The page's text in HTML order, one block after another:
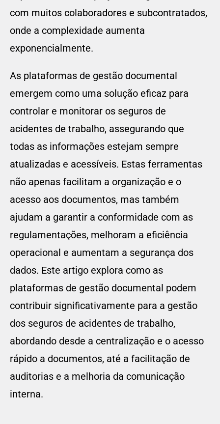
com muitos colaboradores e subcontratados,
onde a complexidade aumenta
exponencialmente.
As plataformas de gestão documental
emergem como uma solução eficaz para
controlar e monitorar os seguros de
acidentes de trabalho, assegurando que
todas as informações estejam sempre
atualizadas e acessíveis. Estas ferramentas
não apenas facilitam a organização e o
acesso aos documentos, mas também
ajudam a garantir a conformidade com as
regulamentações, melhoram a eficiência
operacional e aumentam a segurança dos
dados. Este artigo explora como as
plataformas de gestão documental podem
contribuir significativamente para a gestão
dos seguros de acidentes de trabalho,
abordando desde a centralização e o acesso
rápido a documentos, até a facilitação de
auditorias e a melhoria da comunicação
interna.